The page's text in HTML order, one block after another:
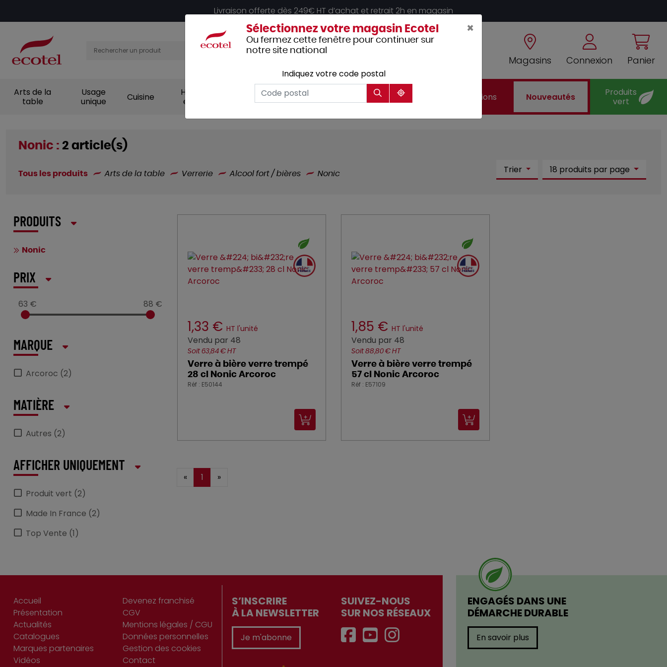
Livraison offerte dès 249€ HT d’achat et retrait 2h en magasin
Magasins Connexion Panier
Arts de la
table
Usage
unique
Cuisine
Hygiène et
entretien
Vêtements
professionnels
Hôtellerie Mobilier Promotions Nouveautés
Produits
vert
Nonic : 2 article(s)
Tous les produits Arts de la table Verrerie Alcool fort / bières Nonic Trier 18 produits par page
PRODUITS
Nonic
PRIX
63 € 88 €
MARQUE
Arcoroc (2)
MATIÈRE
Autres (2)
AFFICHER UNIQUEMENT
Produit vert (2)
Made In France (2)
Top Vente (1)
1,33 € HT l'unité
Vendu par 48
Soit 63,84 € HT
Verre à bière verre trempé
28 cl Nonic Arcoroc
Réf : E50144
1,85 € HT l'unité
Vendu par 48
Soit 88,80 € HT
Verre à bière verre trempé
57 cl Nonic Arcoroc
Réf : E57109
« 1 »
ENGAGÉS DANS UNE
DÉMARCHE DURABLE
En savoir plus
Accueil
Présentation
Actualités
Catalogues
Marques partenaires
Vidéos
Devenez franchisé
CGV
Mentions légales / CGU
Données personnelles
Gestion des cookies
Contact
S’INSCRIRE
À LA NEWSLETTER
Je m'abonne
SUIVEZ-NOUS
SUR NOS RÉSEAUX
×
Sélectionnez votre magasin Ecotel
Ou fermez cette fenêtre pour continuer sur
notre site national
Indiquez votre code postal